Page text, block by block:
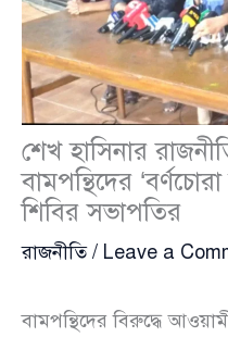
শেখ হাসিনার
বামপন্থিদের
শিবির সভাপতির
রাজনীতি/ Leave a
বামপন্থিদের বিরুদ্ধে